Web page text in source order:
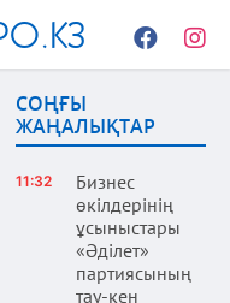
Facebook
СОҢҒЫ
ЖАҢАЛЫҚТАР
11:32
Бизнес
өкілдерінің
ұсыныстары
«Әділет»
партиясының
тау-кен